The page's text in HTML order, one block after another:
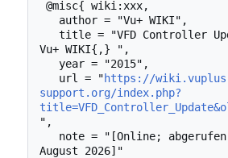
Vu+ WIKI{,} ",
   url = "
https://
support.org/index.php?
",
August 2026]"